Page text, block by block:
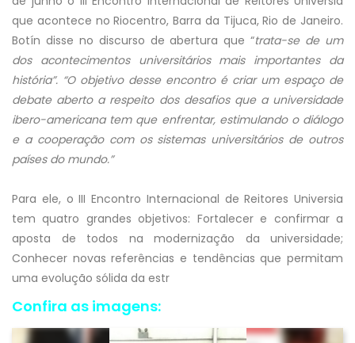
que acontece no Riocentro, Barra da Tijuca, Rio de Janeiro.
Botín disse no discurso de abertura que “trata-se de um
dos acontecimentos universitários mais importantes da
história”. “O objetivo desse encontro é criar um espaço de
debate aberto a respeito dos desafios que a universidade
ibero-americana tem que enfrentar, estimulando o diálogo
e a cooperação com os sistemas universitários de outros
países do mundo.”
Para ele, o III Encontro Internacional de Reitores Universia
tem quatro grandes objetivos: Fortalecer e confirmar a
aposta de todos na modernização da universidade;
Conhecer novas referências e tendências que permitam
uma evolução sólida da estr
Confira as imagens: